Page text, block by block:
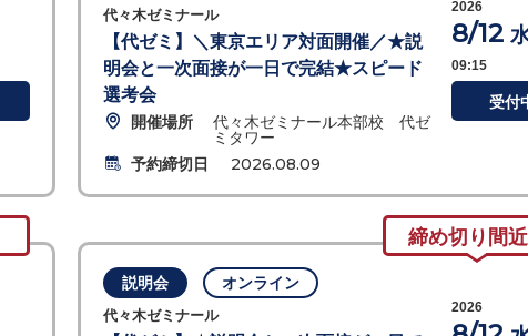
代々木ゼミナール
【代ゼミ】＼東京エリア対面開催／★説
明会と一次面接が一日で完結★スピード
選考会
開催場所 代々木ゼミナール本部校 代ゼ
ミタワー
予約締切日
2026.08.09
2026
8/12
09:15
受付
締め切り間近
説明会 オンライン
代々木ゼミナール 2026